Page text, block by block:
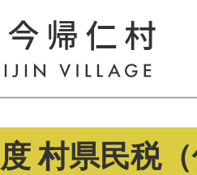
村県民税